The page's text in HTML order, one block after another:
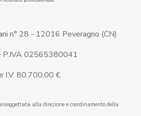
n° 28 - 12016 Peveragno (CN)
P.IVA 02565380041
I.V. 80.700,00 €
alla direzione e coordinamento della